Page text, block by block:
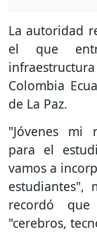
La autoridad
el que
Colombia
de La Paz.
"Jóvenes mi
para el
vamos a
estudiantes",
recordó
"cerebros,